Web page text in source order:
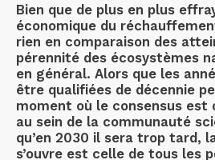
Bien que de plus en plus
économique du
rien en comparaison des
pérennité des écosystèmes
en général. Alors que les
être qualifiées de décennie
moment où le consensus est
au sein de la communauté
qu’en 2030 il sera trop tard,
s’ouvre est celle de tous les